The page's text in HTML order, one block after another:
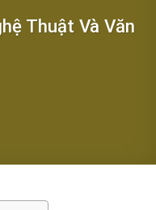
Thuật Và Văn